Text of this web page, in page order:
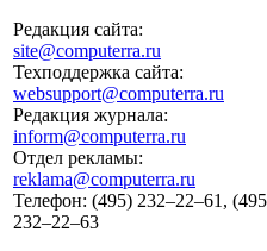
Редакция сайта:
site@computerra.ru
Техподдержка сайта:
websupport@computerra.ru
Редакция журнала:
inform@computerra.ru
Отдел рекламы:
reklama@computerra.ru
Телефон: (495) 232–22–61,
232–22–63